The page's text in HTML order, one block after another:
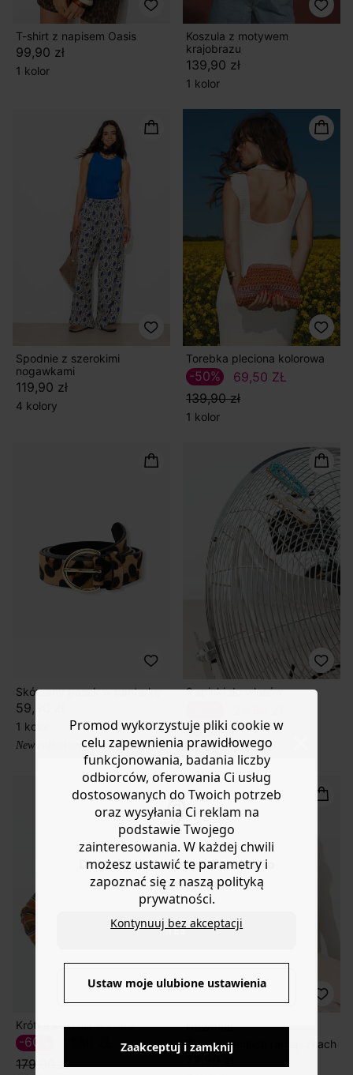
Do you want to be redirected to
www.promod.com ?
YES
NO
T-shirt z napisem Oasis
99,90 zł
1 kolor
Koszula z motywem
krajobrazu
139,90 zł
1 kolor
Spodnie z szerokimi
nogawkami
119,90 zł
4 kolory
Torebka pleciona kolorowa
69,50 ZŁ
139,90 zł
-50%
1 kolor
Skórzany pasek w panterkę
59,90 zł
1 kolor
New collection
2 spinki do włosów
59,90 zł
1 kolor
Krótka koszula w kratę
179,90 zł
-60%
nowości
Top na cienkich ramiączkach
Promod wykorzystuje pliki cookie w
celu zapewnienia prawidłowego
funkcjonowania, badania liczby
odbiorców, oferowania Ci usług
dostosowanych do Twoich potrzeb
oraz wysyłania Ci reklam na
podstawie Twojego
zainteresowania. W każdej chwili
możesz ustawić te parametry i
zapoznać się z naszą polityką
prywatności.
Kontynuuj bez akceptacji
Ustaw moje ulubione ustawienia
Zaakceptuj i zamknij